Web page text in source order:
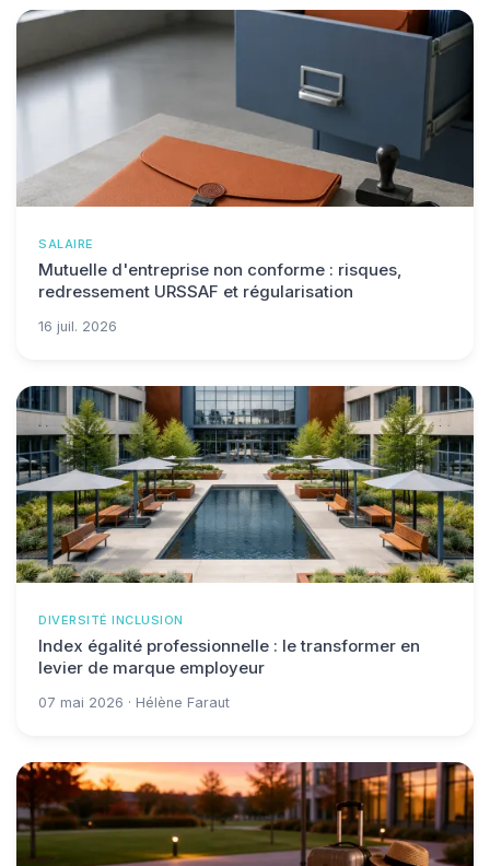
SALAIRE
Mutuelle d'entreprise non conforme : risques,
redressement URSSAF et régularisation
16 juil. 2026
DIVERSITÉ INCLUSION
Index égalité professionnelle : le transformer en
levier de marque employeur
07 mai 2026 · Hélène Faraut